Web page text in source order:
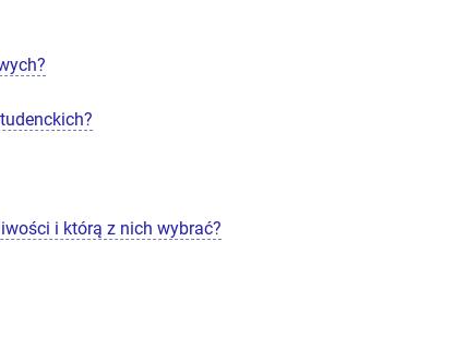
i którą z nich wybrać?